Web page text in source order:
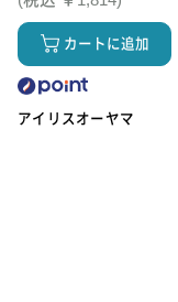
カートに追加
アイリスオーヤマ